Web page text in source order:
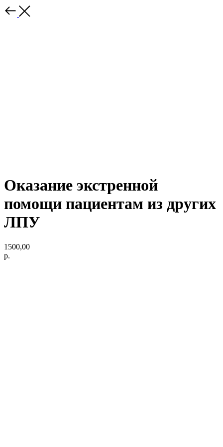
Оказание экстренной
помощи пациентам из других
ЛПУ
1500,00
р.